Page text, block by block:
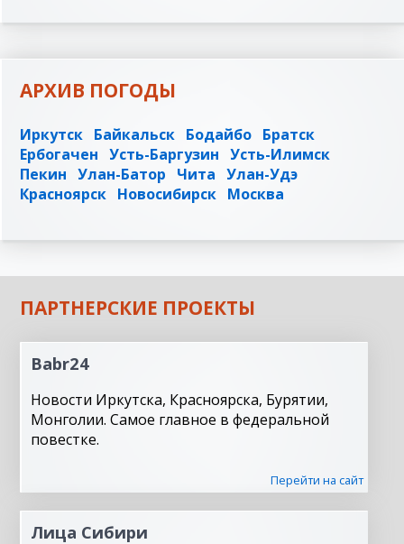
АРХИВ ПОГОДЫ
Иркутск Байкальск Бодайбо Братск
Ербогачен Усть-Баргузин Усть-Илимск
Пекин Улан-Батор Чита Улан-Удэ
Красноярск Новосибирск Москва
ПАРТНЕРСКИЕ ПРОЕКТЫ
Babr24
Новости Иркутска, Красноярска, Бурятии,
Монголии. Самое главное в федеральной
повестке.
Перейти на сайт
Лица Сибири